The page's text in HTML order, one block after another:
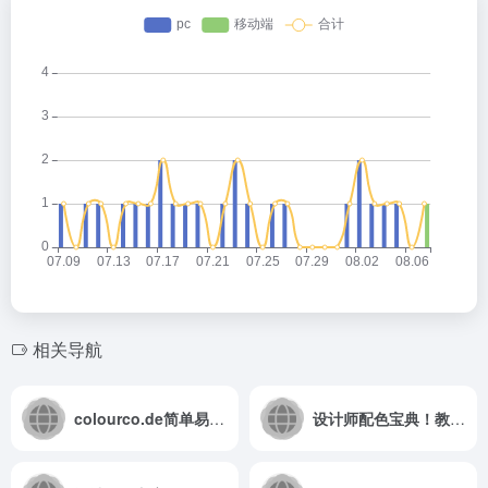
相关导航
colourco.de简单易用的在线配色工具 设计师配色宝典！教你从零开始学配色